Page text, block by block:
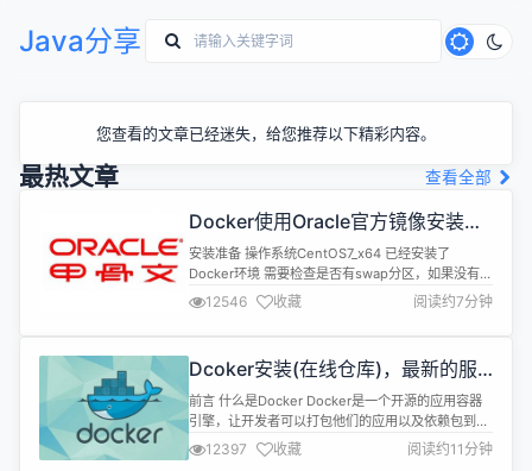
Java分享
您查看的文章已经迷失，给您推荐以下精彩内容。
最热文章 查看全部
Docker使用Oracle官方镜像安装
(12C,18C,19C)
安装准备 操作系统CentOS7_x64 已经安装了
Docker环境 需要检查是否有swap分区，如果没有请
设置 Oracle官方dockerfiles下载 1.下载 地
址:https://github.com/oracle/docker-images 2.
上传 解压后打开docker-images-
12546 收藏 阅读约7分钟
Dcoker安装(在线仓库)，最新的服
务器搭配容器使用
前言 什么是Docker Docker是一个开源的应用容器
引擎，让开发者可以打包他们的应用以及依赖包到一
个可移植的镜像中，然后发布到任何流行的Linux或
Windows机器上，也可以实现虚拟化。容器是完全
12397 收藏 阅读约11分钟